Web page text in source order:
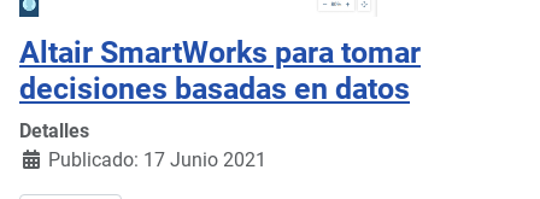
Altair SmartWorks para tomar
decisiones basadas en datos
Detalles
Publicado: 17 Junio 2021